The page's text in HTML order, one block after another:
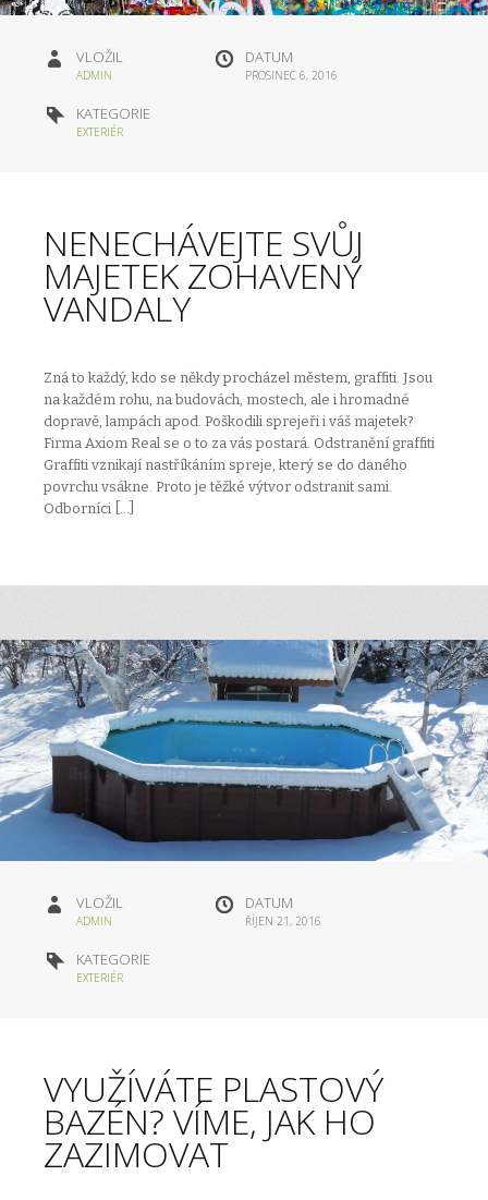
VLOŽIL
ADMIN
DATUM
PROSINEC 6, 2016
KATEGORIE
EXTERIÉR
NENECHÁVEJTE SVŮJ
MAJETEK ZOHAVENÝ
VANDALY
Zná to každý, kdo se někdy procházel městem, graffiti. Jsou
na každém rohu, na budovách, mostech, ale i hromadné
dopravě, lampách apod. Poškodili sprejeři i váš majetek?
Firma Axiom Real se o to za vás postará. Odstranění graffiti
Graffiti vznikají nastříkáním spreje, který se do daného
povrchu vsákne. Proto je těžké výtvor odstranit sami.
Odborníci […]
VLOŽIL
ADMIN
DATUM
ŘÍJEN 21, 2016
KATEGORIE
EXTERIÉR
VYUŽÍVÁTE PLASTOVÝ
BAZÉN? VÍME, JAK HO
ZAZIMOVAT